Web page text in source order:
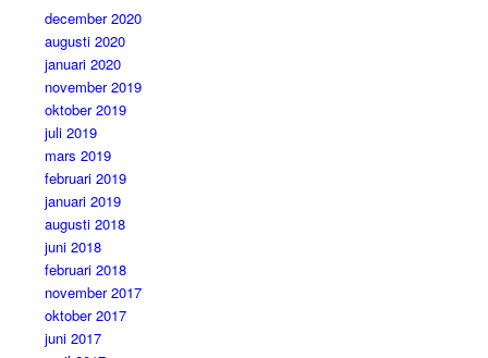
december 2020
augusti 2020
januari 2020
november 2019
oktober 2019
juli 2019
mars 2019
februari 2019
januari 2019
augusti 2018
juni 2018
februari 2018
november 2017
oktober 2017
juni 2017